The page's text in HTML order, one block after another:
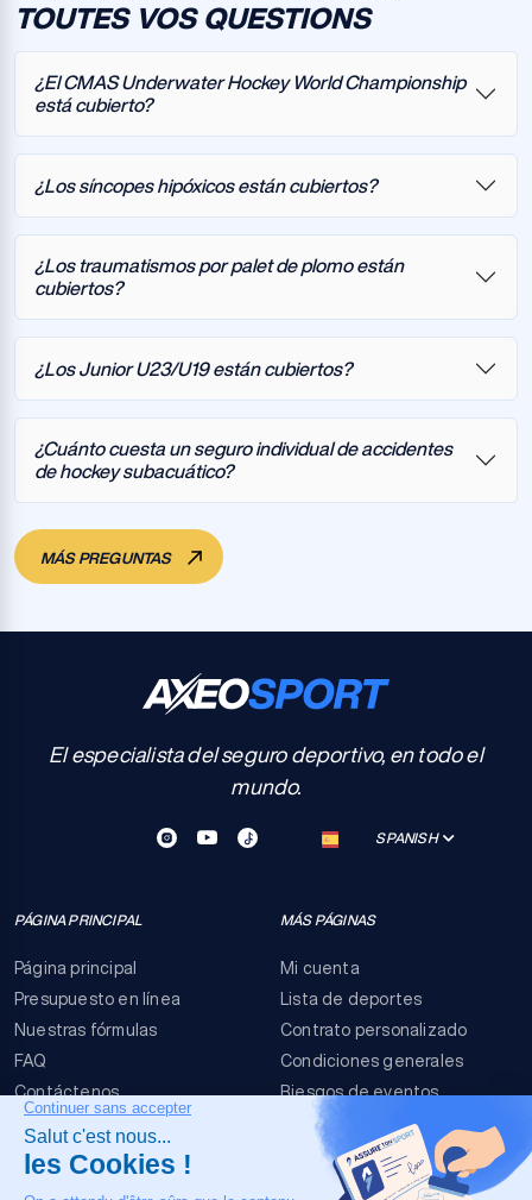
TOUTES VOS QUESTIONS
¿El CMAS Underwater Hockey World Championship
está cubierto?
¿Los síncopes hipóxicos están cubiertos?
¿Los traumatismos por palet de plomo están
cubiertos?
¿Los Junior U23/U19 están cubiertos?
¿Cuánto cuesta un seguro individual de accidentes
de hockey subacuático?
MÁS PREGUNTAS
El especialista del seguro deportivo, en todo el
mundo.
SPANISH
PÁGINA PRINCIPAL
Página principal
Presupuesto en línea
Nuestras fórmulas
FAQ
Contáctenos
MÁS PÁGINAS
Mi cuenta
Lista de deportes
Contrato personalizado
Condiciones generales
Riesgos de eventos
Menciones legales